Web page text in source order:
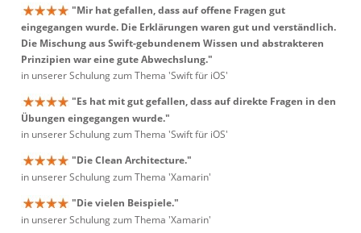
"Mir hat gefallen, dass auf offene Fragen gut
eingegangen wurde. Die Erklärungen waren gut und verständlich.
Die Mischung aus Swift-gebundenem Wissen und abstrakteren
Prinzipien war eine gute Abwechslung."
in unserer Schulung zum Thema 'Swift für iOS'
"Es hat mit gut gefallen, dass auf direkte Fragen in den
Übungen eingegangen wurde."
in unserer Schulung zum Thema 'Swift für iOS'
"Die Clean Architecture."
in unserer Schulung zum Thema 'Xamarin'
"Die vielen Beispiele."
in unserer Schulung zum Thema 'Xamarin'